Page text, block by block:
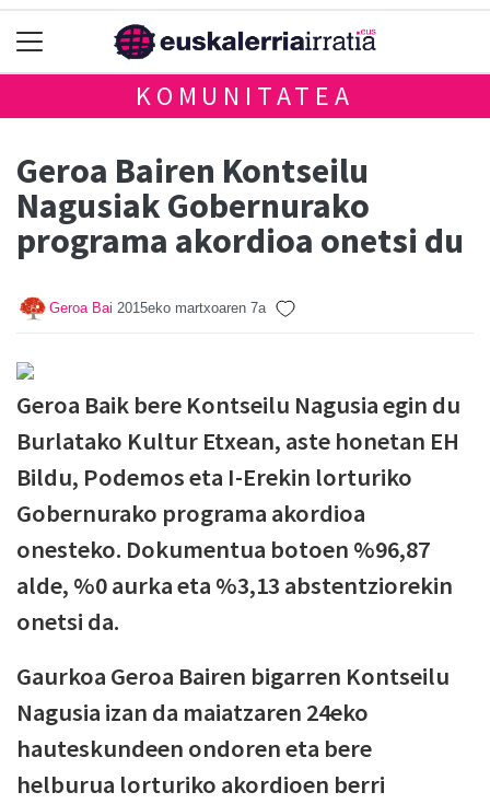
KOMUNITATEA
Geroa Bairen Kontseilu
Nagusiak Gobernurako
programa akordioa onetsi du
Geroa Bai 2015eko martxoaren 7a
Geroa Baik bere Kontseilu Nagusia egin du
Burlatako Kultur Etxean, aste honetan EH
Bildu, Podemos eta I-Erekin lorturiko
Gobernurako programa akordioa
onesteko. Dokumentua botoen %96,87
alde, %0 aurka eta %3,13 abstentziorekin
onetsi da.
Gaurkoa Geroa Bairen bigarren Kontseilu
Nagusia izan da maiatzaren 24eko
hauteskundeen ondoren eta bere
helburua lorturiko akordioen berri